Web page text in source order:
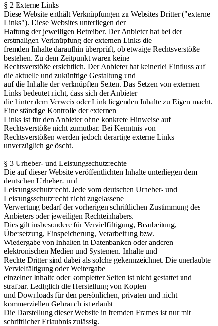
§ 2 Externe Links
Diese Website enthält Verknüpfungen zu Websites Dritter ("externe
Links"). Diese Websites unterliegen der
Haftung der jeweiligen Betreiber. Der Anbieter hat bei der
erstmaligen Verknüpfung der externen Links die
fremden Inhalte daraufhin überprüft, ob etwaige Rechtsverstöße
bestehen. Zu dem Zeitpunkt waren keine
Rechtsverstöße ersichtlich. Der Anbieter hat keinerlei Einfluss auf
die aktuelle und zukünftige Gestaltung und
auf die Inhalte der verknüpften Seiten. Das Setzen von externen
Links bedeutet nicht, dass sich der Anbieter
die hinter dem Verweis oder Link liegenden Inhalte zu Eigen macht.
Eine ständige Kontrolle der externen
Links ist für den Anbieter ohne konkrete Hinweise auf
Rechtsverstöße nicht zumutbar. Bei Kenntnis von
Rechtsverstößen werden jedoch derartige externe Links
unverzüglich gelöscht.
§ 3 Urheber- und Leistungsschutzrechte
Die auf dieser Website veröffentlichten Inhalte unterliegen dem
deutschen Urheber- und
Leistungsschutzrecht. Jede vom deutschen Urheber- und
Leistungsschutzrecht nicht zugelassene
Verwertung bedarf der vorherigen schriftlichen Zustimmung des
Anbieters oder jeweiligen Rechteinhabers.
Dies gilt insbesondere für Vervielfältigung, Bearbeitung,
Übersetzung, Einspeicherung, Verarbeitung bzw.
Wiedergabe von Inhalten in Datenbanken oder anderen
elektronischen Medien und Systemen. Inhalte und
Rechte Dritter sind dabei als solche gekennzeichnet. Die unerlaubte
Vervielfältigung oder Weitergabe
einzelner Inhalte oder kompletter Seiten ist nicht gestattet und
strafbar. Lediglich die Herstellung von Kopien
und Downloads für den persönlichen, privaten und nicht
kommerziellen Gebrauch ist erlaubt.
Die Darstellung dieser Website in fremden Frames ist nur mit
schriftlicher Erlaubnis zulässig.